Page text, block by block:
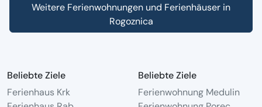
Weitere Ferienwohnungen und Ferienhäuser in
Rogoznica
Beliebte Ziele
Ferienhaus Krk
Beliebte Ziele
Ferienwohnung Medulin